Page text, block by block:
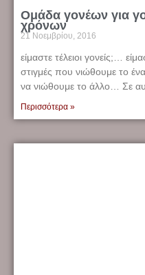
Ομάδα γονέων για
χρόνων
21 Νοεμβρίου, 2016
είμαστε τέλειοι γονείς;…
στιγμές που νιώθουμε το
να νιώθουμε το άλλο… Σε
Περισσότερα »